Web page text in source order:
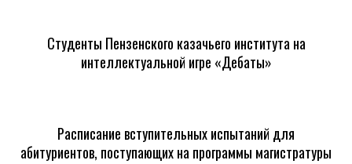
Студенты Пензенского казачьего института на
интеллектуальной игре «Дебаты»
Расписание вступительных испытаний для
абитуриентов, поступающих на программы магистратуры